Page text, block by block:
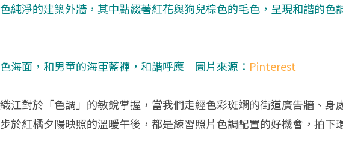
純淨的建築外牆，其中點綴著紅花與狗兒棕色的毛色，呈現和諧的色
海面，和男童的海軍藍褲，和諧呼應｜圖片來源： Pinterest
江對於「色調」的敏銳掌握，當我們走經色彩斑斕的街道廣告牆、
於紅橘夕陽映照的溫暖午後，都是練習照片色調配置的好機會，拍下